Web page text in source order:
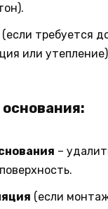
(если требуется
или
–
(если